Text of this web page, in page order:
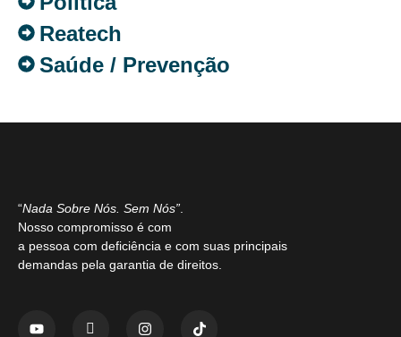
Reatech
Saúde / Prevenção
“Nada Sobre Nós. Sem Nós”
Nosso compromisso é com
a pessoa com deficiência e com suas principais
demandas pela garantia de direitos.